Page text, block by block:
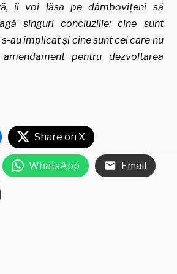
îi voi lăsa pe dâmbovițeni să
singuri concluziile: cine sunt
au implicat și cine sunt cei care nu
pentru dezvoltarea
Share on X
WhatsApp Email